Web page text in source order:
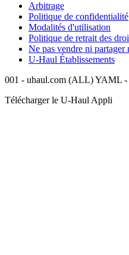
Arbitrage
Politique de confidentialité
Modalités d'utilisation
Politique de retrait des
Ne pas vendre ni partager
U-Haul Établissements
001 - uhaul.com (ALL) YAML -
Télécharger le U-Haul Appli